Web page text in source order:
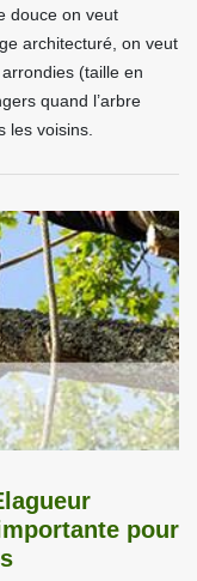
douce on veut
architecturé, on veut
(taille en
quand l’arbre
les voisins.
pour